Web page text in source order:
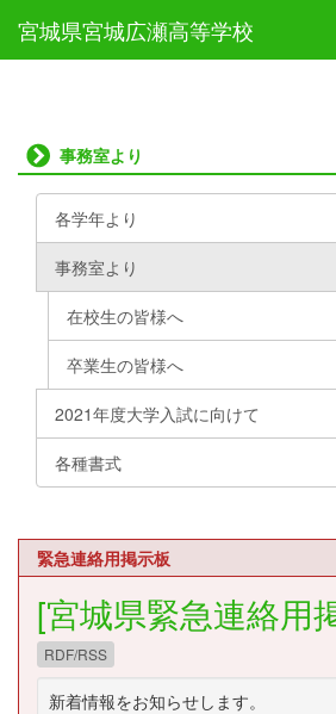
宮城県宮城広瀬高等学校
事務室より
各学年より
事務室より
在校生の皆様へ
卒業生の皆様へ
2021年度大学入試に向けて
各種書式
緊急連絡用掲示板
[宮城県緊急連絡用
RDF/RSS
新着情報をお知らせします。